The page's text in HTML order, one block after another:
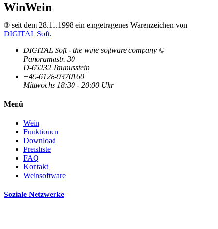
WinWein
® seit dem 28.11.1998 ein eingetragenes Warenzeichen von
DIGITAL Soft.
DIGITAL Soft - the wine software company ©
Panoramastr. 30
D-65232 Taunusstein
+49-6128-9370160
Mittwochs 18:30 - 20:00 Uhr
Menü
Wein
Funktionen
Download
Preisliste
FAQ
Kontakt
Weinsoftware
Soziale Netzwerke